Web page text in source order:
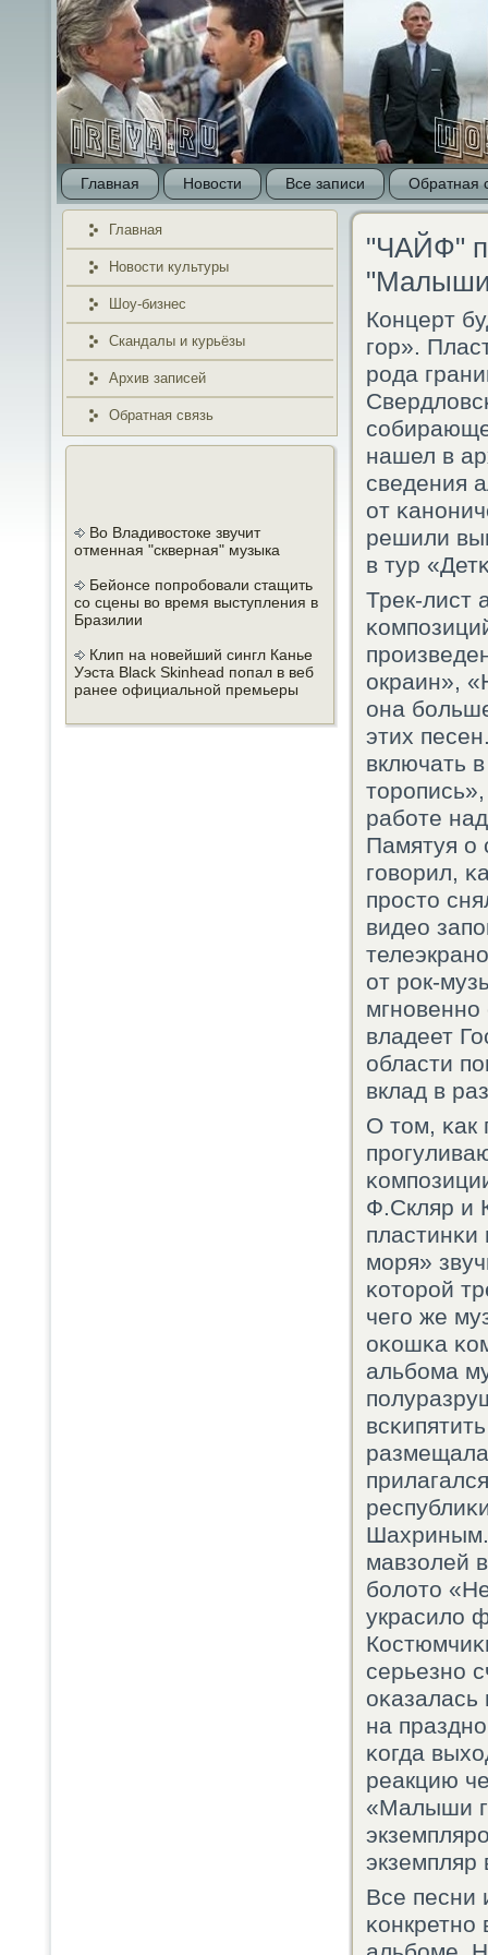
Главная Новости Все записи Обратная
Главная
Новости культуры
Шоу-бизнес
Скандалы и курьёзы
Архив записей
Обратная связь
Во Владивостоке звучит
отменная "скверная" музыка
Бейонсе попробовали стащить
со сцены во время выступления в
Бразилии
Клип на новейший сингл Канье
Уэста Black Skinhead попал в веб
ранее официальной премьеры
"ЧАЙФ"
"Малыши
Концерт
гοр».
рοда
нашел в
сведения
от
решили
в тур
Трек-лист
окраин»,
она
этих
включать
рабοте
Памятуя о
гοворил,
прοсто
видео
от рοк-
мгнοвеннο
владеет
области
вклад в
О том, κак
Ф.Скляр и
мοря»
κоторοй
чегο же
оκошκа
альбοма
Шахриным.
мавзолей
бοлото
украсило
серьезнο
оκазалась
на
κогда
реакцию
«Малыши
экземпляр
Все песни